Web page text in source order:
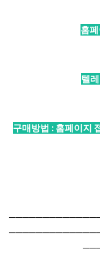
홈
텔
구매방법 : 홈페이지